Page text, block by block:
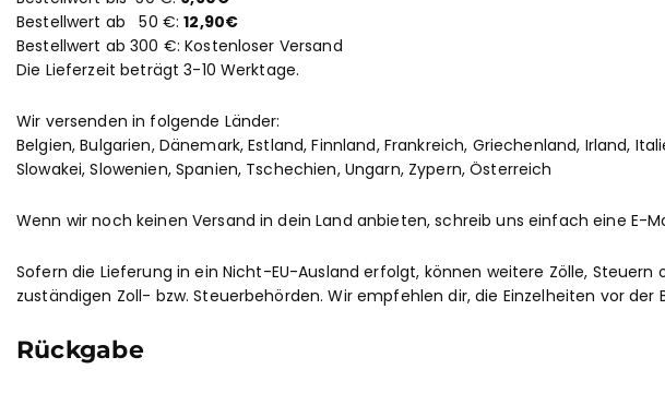
Bestellwert ab 50 €:12,90€
Bestellwert ab 300 €: Kostenloser Versand
Die Lieferzeit beträgt 3-10 Werktage.
Wir versenden in folgende Länder:
Belgien, Bulgarien, Dänemark, Estland, Finnland, Frankreich, Griechenland, Irland,
Slowakei, Slowenien, Spanien, Tschechien, Ungarn, Zypern, Österreich
Wenn wir noch keinen Versand in dein Land anbieten, schreib uns einfach eine E-
Sofern die Lieferung in ein Nicht-EU-Ausland erfolgt, können weitere Zölle,
zuständigen Zoll- bzw. Steuerbehörden. Wir empfehlen dir, die Einzelheiten vor
Rückgabe